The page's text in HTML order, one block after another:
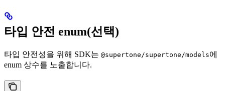
타입 안전 enum(선택)
타입 안전성을 위해 SDK는 @supertone/supertone/models에
enum 상수를 노출합니다.